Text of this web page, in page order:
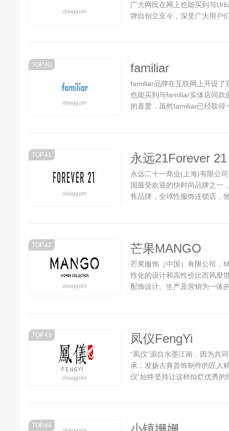
广大网民在网上也能买到与
牌自创立至今，深受广大用户
TOP.40 familiar
familiar品牌在互联网上开设了
也能买到与familiar实体店同款
的喜爱，虽然familiar已经取得
TOP.41 永远21Forever 21
永远二十一商业(上海)有限公
国最受欢迎的快时尚品牌之一
售品牌，全球性服饰连锁店，
TOP.42 芒果MANGO
芒果服饰（中国）有限公司，
性化的设计和高性价比而风靡
配饰设计、生产及营销为一
TOP.43 凤仪FengYi
“凤仪”源自水墨江南，因为共
承，发扬古典首饰制作的匠人
仪”始终坚持让这样灿烂优秀
TOP.44